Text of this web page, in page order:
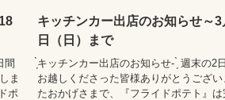
間
ま
ポ
キッチンカー出店のお知らせ～3
日（日）まで
キッチンカー出店のお知らせ- ̗̀ 週末の2日
お越しくださった皆様ありがとうござい
たおかげさまで、『フライドポテト』は